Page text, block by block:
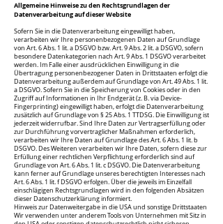
Allgemeine Hinweise zu den Rechtsgrundlagen der
Datenverarbeitung auf dieser Website
Sofern Sie in die Datenverarbeitung eingewilligt haben,
verarbeiten wir Ihre personenbezogenen Daten auf Grundlage
von Art. 6 Abs. 1 lit. a DSGVO bzw. Art. 9 Abs. 2 lit. a DSGVO, sofern
besondere Datenkategorien nach Art. 9 Abs. 1 DSGVO verarbeitet
werden. Im Falle einer ausdrücklichen Einwilligung in die
Übertragung personenbezogener Daten in Drittstaaten erfolgt die
Datenverarbeitung außerdem auf Grundlage von Art. 49 Abs. 1 lit.
a DSGVO. Sofern Sie in die Speicherung von Cookies oder in den
Zugriff auf Informationen in Ihr Endgerät (z. B. via Device-
Fingerprinting) eingewilligt haben, erfolgt die Datenverarbeitung
zusätzlich auf Grundlage von § 25 Abs. 1 TTDSG. Die Einwilligung ist
jederzeit widerrufbar. Sind Ihre Daten zur Vertragserfüllung oder
zur Durchführung vorvertraglicher Maßnahmen erforderlich,
verarbeiten wir Ihre Daten auf Grundlage des Art. 6 Abs. 1 lit. b
DSGVO. Des Weiteren verarbeiten wir Ihre Daten, sofern diese zur
Erfüllung einer rechtlichen Verpflichtung erforderlich sind auf
Grundlage von Art. 6 Abs. 1 lit. c DSGVO. Die Datenverarbeitung
kann ferner auf Grundlage unseres berechtigten Interesses nach
Art. 6 Abs. 1 lit. f DSGVO erfolgen. Über die jeweils im Einzelfall
einschlägigen Rechtsgrundlagen wird in den folgenden Absätzen
dieser Datenschutzerklärung informiert.
Hinweis zur Datenweitergabe in die USA und sonstige Drittstaaten
Wir verwenden unter anderem Tools von Unternehmen mit Sitz in